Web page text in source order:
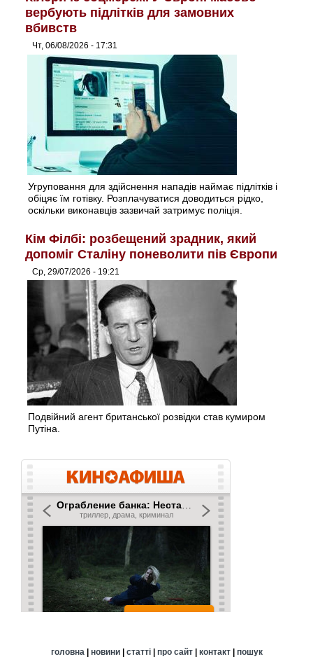
вербують підлітків для замовних
вбивств
Чт, 06/08/2026 - 17:31
Угруповання для здійснення нападів наймає підлітків і
обіцяє їм готівку. Розплачуватися доводиться рідко,
оскільки виконавців зазвичай затримує поліція.
Кім Філбі: розбещений зрадник, який
допоміг Сталіну поневолити пів Європи
Ср, 29/07/2026 - 19:21
Подвійний агент британської розвідки став кумиром
Путіна.
головна| новини| статті| про сайт| контакт| пошук